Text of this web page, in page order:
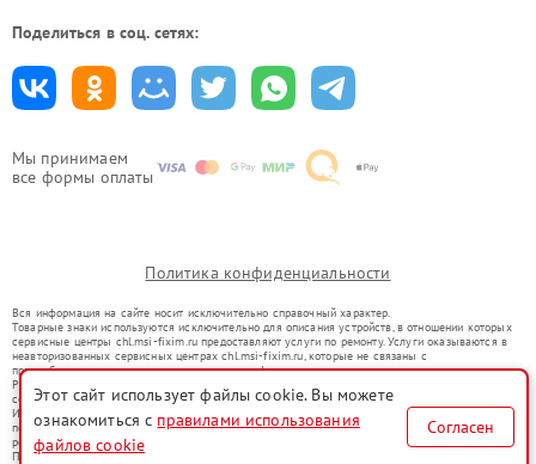
Мы принимаем
все формы оплаты
Поделиться в соц. сетях:
Политика конфиденциальности
Вся информация на сайте носит исключительно справочный характер.
Товарные знаки используются исключительно для описания устройств, в отношении которых
сервисные центры chl.msi-fixim.ru предоставляют услуги по ремонту. Услуги оказываются в
неавторизованных сервисных центрах chl.msi-fixim.ru, которые не связаны с
правообладателями товарных знаков или их официальными представителями.
Ремонт осуществляется для устройств, уже введенных в гражданский оборот в соответствии
со статьей 1487 ГК РФ.
Использование товарных знаков не преследует цели индивидуализации услуг или введения
потребителей в заблуждение, а служит для информирования о предоставляемых услугах по
ремонту техники указанных брендов.
Представленная на сайте информация не является публичной офертой, определяемой
Этот сайт использует файлы cookie. Вы можете
ознакомиться с правилами использования
файлов cookie
Согласен